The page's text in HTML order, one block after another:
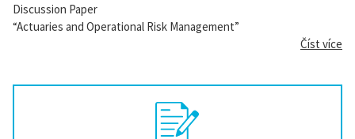
Discussion Paper
“Actuaries and Operational Risk Management”
Číst více